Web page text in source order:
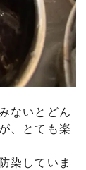
ないとどん
、とても楽
染していま